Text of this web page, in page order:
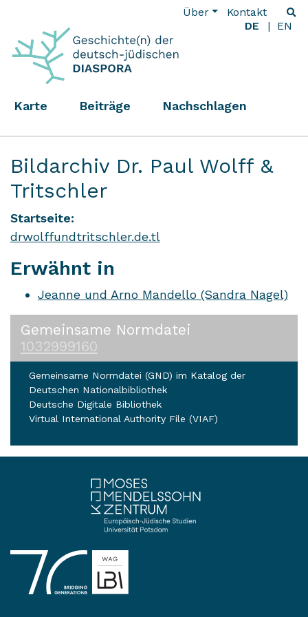
Über
Kontakt
DE
EN
Karte Beiträge Nachschlagen
Bildarchiv Dr. Paul Wolff &
Tritschler
Startseite:
drwolffundtritschler.de.tl
Erwähnt in
Jeanne und Arno Mandello (Sandra Nagel)
Gemeinsame Normdatei
1032999160
Gemeinsame Normdatei (GND) im Katalog der
Deutschen Nationalbibliothek
Deutsche Digitale Bibliothek
Virtual International Authority File (VIAF)